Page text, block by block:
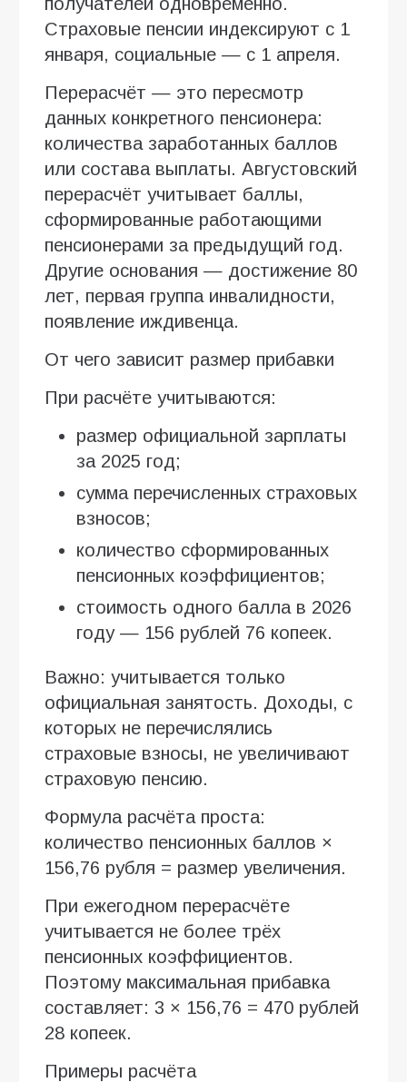
Страховые пенсии индексируют с 1
января, социальные — с 1 апреля.
Перерасчёт — это пересмотр
данных конкретного пенсионера:
количества заработанных баллов
или состава выплаты. Августовский
перерасчёт учитывает баллы,
сформированные работающими
пенсионерами за предыдущий год.
Другие основания — достижение 80
лет, первая группа инвалидности,
появление иждивенца.
От чего зависит размер прибавки
При расчёте учитываются:
размер официальной зарплаты
за 2025 год;
сумма перечисленных страховых
взносов;
количество сформированных
пенсионных коэффициентов;
стоимость одного балла в 2026
году — 156 рублей 76 копеек.
Важно: учитывается только
официальная занятость. Доходы, с
которых не перечислялись
страховые взносы, не увеличивают
страховую пенсию.
Формула расчёта проста:
количество пенсионных баллов ×
156,76 рубля = размер увеличения.
При ежегодном перерасчёте
учитывается не более трёх
пенсионных коэффициентов.
Поэтому максимальная прибавка
составляет: 3 × 156,76 = 470 рублей
28 копеек.
Примеры расчёта